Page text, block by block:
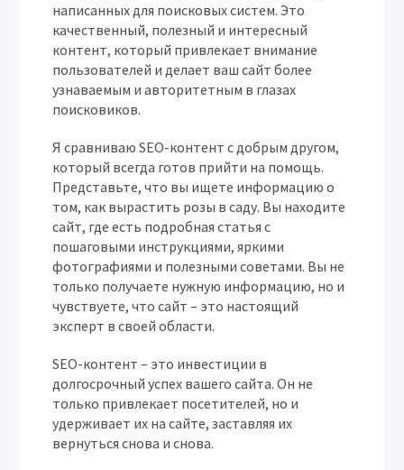
написанных для поисковых систем. Это
качественный, полезный и интересный
контент, который привлекает внимание
пользователей и делает ваш сайт более
узнаваемым и авторитетным в глазах
поисковиков.
Я сравниваю SEO-контент с добрым другом,
который всегда готов прийти на помощь.
Представьте, что вы ищете информацию о
том, как вырастить розы в саду. Вы находите
сайт, где есть подробная статья с
пошаговыми инструкциями, яркими
фотографиями и полезными советами. Вы не
только получаете нужную информацию, но и
чувствуете, что сайт – это настоящий
эксперт в своей области.
SEO-контент – это инвестиции в
долгосрочный успех вашего сайта. Он не
только привлекает посетителей, но и
удерживает их на сайте, заставляя их
вернуться снова и снова.